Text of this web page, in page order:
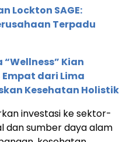
Lockton SAGE:
Terpadu
Kian
dari Lima
Kesehatan Holistik
investasi ke sektor-
dan sumber daya alam